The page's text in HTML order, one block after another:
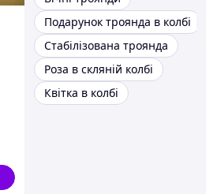
Подарунок троянда в колбі
Стабілізована троянда
Роза в скляній колбі
Квітка в колбі